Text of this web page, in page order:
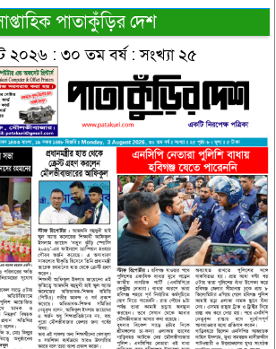
পাতাকুঁড়ির দেশ
: ৩০ তম বর্ষ : সংখ্যা ২৫